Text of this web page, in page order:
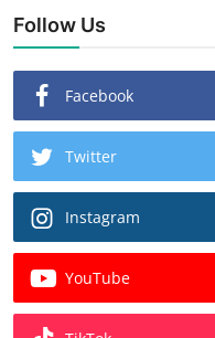
Follow Us
Facebook
Twitter
Instagram
YouTube